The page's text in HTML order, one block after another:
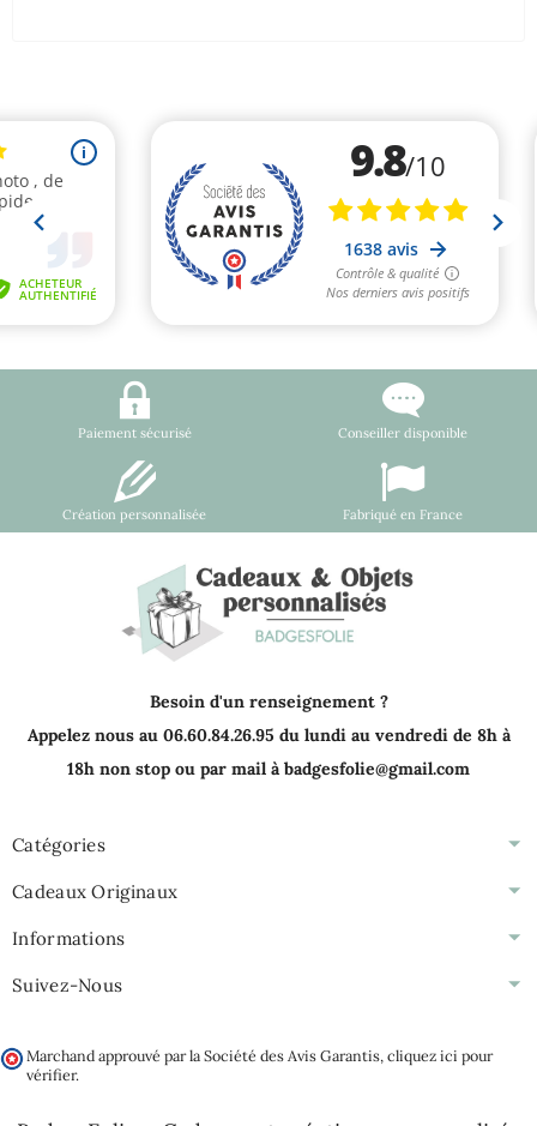
Paiement sécurisé Conseiller disponible
Création personnalisée Fabriqué en France
Besoin d'un renseignement ?
Appelez nous au 06.60.84.26.95 du lundi au vendredi de 8h à
18h non stop ou par mail à badgesfolie@gmail.com
Catégories
Cadeaux Originaux
Informations
Suivez-Nous
Marchand approuvé par la Société des Avis Garantis,cliquez ici pour
vérifier.